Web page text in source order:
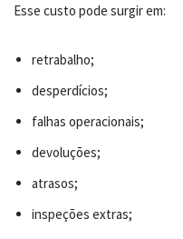
Esse custo pode surgir em:
retrabalho;
desperdícios;
falhas operacionais;
devoluções;
atrasos;
inspeções extras;